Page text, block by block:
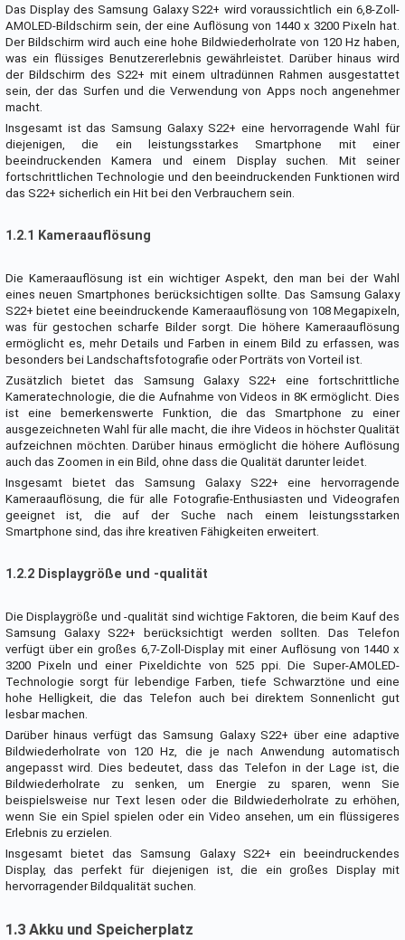
Das Display des Samsung Galaxy S22+ wird voraussichtlich ein 6,8-Zoll-
AMOLED-Bildschirm sein, der eine Auflösung von 1440 x 3200 Pixeln hat.
Der Bildschirm wird auch eine hohe Bildwiederholrate von 120 Hz haben,
was ein flüssiges Benutzererlebnis gewährleistet. Darüber hinaus wird
der Bildschirm des S22+ mit einem ultradünnen Rahmen ausgestattet
sein, der das Surfen und die Verwendung von Apps noch angenehmer
macht.
Insgesamt ist das Samsung Galaxy S22+ eine hervorragende Wahl für
diejenigen, die ein leistungsstarkes Smartphone mit einer
beeindruckenden Kamera und einem Display suchen. Mit seiner
fortschrittlichen Technologie und den beeindruckenden Funktionen wird
das S22+ sicherlich ein Hit bei den Verbrauchern sein.
1.2.1 Kameraauflösung
Die Kameraauflösung ist ein wichtiger Aspekt, den man bei der Wahl
eines neuen Smartphones berücksichtigen sollte. Das Samsung Galaxy
S22+ bietet eine beeindruckende Kameraauflösung von 108 Megapixeln,
was für gestochen scharfe Bilder sorgt. Die höhere Kameraauflösung
ermöglicht es, mehr Details und Farben in einem Bild zu erfassen, was
besonders bei Landschaftsfotografie oder Porträts von Vorteil ist.
Zusätzlich bietet das Samsung Galaxy S22+ eine fortschrittliche
Kameratechnologie, die die Aufnahme von Videos in 8K ermöglicht. Dies
ist eine bemerkenswerte Funktion, die das Smartphone zu einer
ausgezeichneten Wahl für alle macht, die ihre Videos in höchster Qualität
aufzeichnen möchten. Darüber hinaus ermöglicht die höhere Auflösung
auch das Zoomen in ein Bild, ohne dass die Qualität darunter leidet.
Insgesamt bietet das Samsung Galaxy S22+ eine hervorragende
Kameraauflösung, die für alle Fotografie-Enthusiasten und Videografen
geeignet ist, die auf der Suche nach einem leistungsstarken
Smartphone sind, das ihre kreativen Fähigkeiten erweitert.
1.2.2 Displaygröße und -qualität
Die Displaygröße und -qualität sind wichtige Faktoren, die beim Kauf des
Samsung Galaxy S22+ berücksichtigt werden sollten. Das Telefon
verfügt über ein großes 6,7-Zoll-Display mit einer Auflösung von 1440 x
3200 Pixeln und einer Pixeldichte von 525 ppi. Die Super-AMOLED-
Technologie sorgt für lebendige Farben, tiefe Schwarztöne und eine
hohe Helligkeit, die das Telefon auch bei direktem Sonnenlicht gut
lesbar machen.
Darüber hinaus verfügt das Samsung Galaxy S22+ über eine adaptive
Bildwiederholrate von 120 Hz, die je nach Anwendung automatisch
angepasst wird. Dies bedeutet, dass das Telefon in der Lage ist, die
Bildwiederholrate zu senken, um Energie zu sparen, wenn Sie
beispielsweise nur Text lesen oder die Bildwiederholrate zu erhöhen,
wenn Sie ein Spiel spielen oder ein Video ansehen, um ein flüssigeres
Erlebnis zu erzielen.
Insgesamt bietet das Samsung Galaxy S22+ ein beeindruckendes
Display, das perfekt für diejenigen ist, die ein großes Display mit
hervorragender Bildqualität suchen.
1.3 Akku und Speicherplatz